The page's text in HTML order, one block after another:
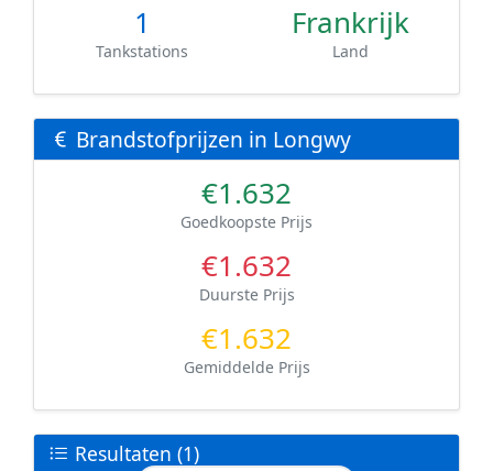
1
Tankstations
Frankrijk
Land
Brandstofprijzen in Longwy
€1.632
Goedkoopste Prijs
€1.632
Duurste Prijs
€1.632
Gemiddelde Prijs
Resultaten (1)